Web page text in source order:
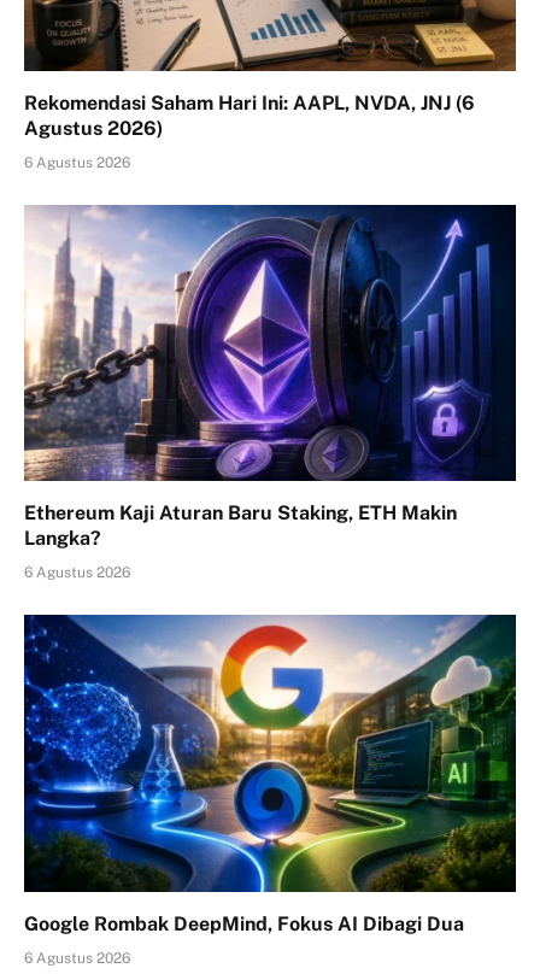
Rekomendasi Saham Hari Ini: AAPL, NVDA, JNJ (6
Agustus 2026)
6 Agustus 2026
Ethereum Kaji Aturan Baru Staking, ETH Makin
Langka?
6 Agustus 2026
Google Rombak DeepMind, Fokus AI Dibagi Dua
6 Agustus 2026